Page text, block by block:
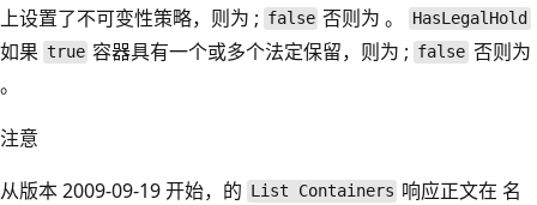
上设置了不可变性策略，则为 ; false 否则为 。 HasLegalHold
如果 true 容器具有一个或多个法定保留，则为 ; false否则为
。
注意
从版本 2009-09-19 开始，的 List Containers 响应正文在 名